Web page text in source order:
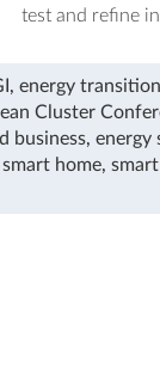
test and refine
, energy transition
Cluster
business, energy
smart home,